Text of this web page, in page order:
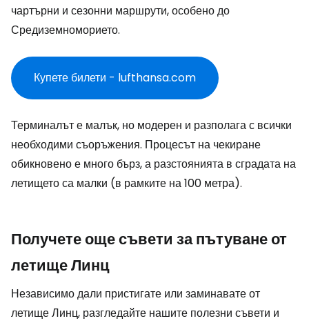
чартърни и сезонни маршрути, особено до
Средиземноморието.
Купете билети - lufthansa.com
Терминалът е малък, но модерен и разполага с всички
необходими съоръжения. Процесът на чекиране
обикновено е много бърз, а разстоянията в сградата на
летището са малки (в рамките на 100 метра).
Получете още съвети за пътуване от
летище Линц
Независимо дали пристигате или заминавате от
летище Линц, разгледайте нашите полезни съвети и